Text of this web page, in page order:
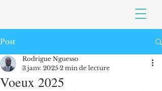
Post
Voeux 2025
Rodrigue Nguesso
3 janv. 2025 2 min de lecture